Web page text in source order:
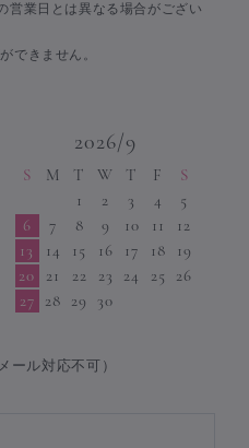
営業日とは異なる場合がござい
できません。
2026/9
S M T W T F
S
1
2 3 4
5
6
7 8 9 10 11
12
13
14 15 16 17 18
19
20
21 22 23 24 25
26
27
28 29 30
ール対応不可）